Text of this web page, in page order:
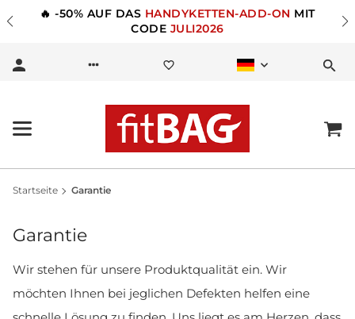
🔥 -50% AUF DAS HANDYKETTEN-ADD-ON MIT
CODE JULI2026
Startseite Garantie
Garantie
Wir stehen für unsere Produktqualität ein. Wir
möchten Ihnen bei jeglichen Defekten helfen eine